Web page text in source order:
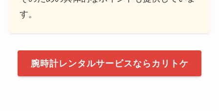
す。
腕時計レンタルサービスならカリトケ